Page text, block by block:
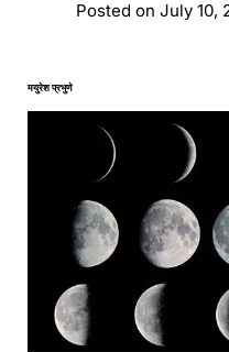
Posted on July 10,
मयुरेश प्रभुणे